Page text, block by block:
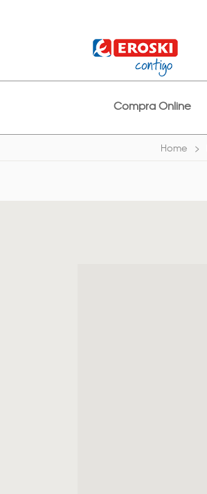
Compra Online
Home